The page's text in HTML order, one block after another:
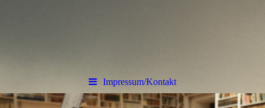
Impressum/Kontakt